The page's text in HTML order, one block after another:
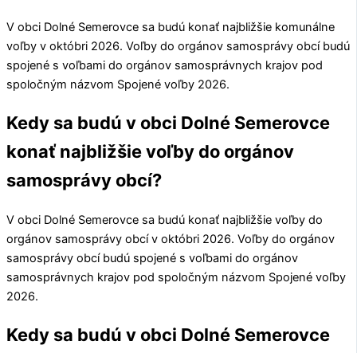
V obci Dolné Semerovce sa budú konať najbližšie komunálne
voľby v októbri 2026. Voľby do orgánov samosprávy obcí budú
spojené s voľbami do orgánov samosprávnych krajov pod
spoločným názvom Spojené voľby 2026.
Kedy sa budú v obci Dolné Semerovce
konať najbližšie voľby do orgánov
samosprávy obcí?
V obci Dolné Semerovce sa budú konať najbližšie voľby do
orgánov samosprávy obcí v októbri 2026. Voľby do orgánov
samosprávy obcí budú spojené s voľbami do orgánov
samosprávnych krajov pod spoločným názvom Spojené voľby
2026.
Kedy sa budú v obci Dolné Semerovce